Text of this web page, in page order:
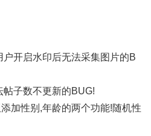
开启水印后无法采集图片的B
子数不更新的BUG!
性别,年龄的两个功能!随机性